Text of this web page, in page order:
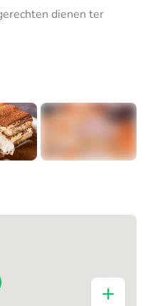
dienen ter